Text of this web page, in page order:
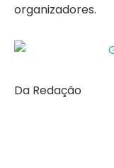
organizadores.
Da Redação